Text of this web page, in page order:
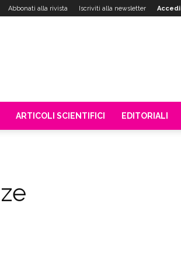
Abbonati alla rivista Iscriviti alla newsletter Accedi
ARTICOLI SCIENTIFICI EDITORIALI